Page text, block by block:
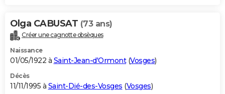
Olga CABUSAT (73 ans)
Créer une cagnotte obsèques
Naissance
01/05/1922 à Saint-Jean-d'Ormont(Vosges)
Décès
11/11/1995 à Saint-Dié-des-Vosges (Vosges)